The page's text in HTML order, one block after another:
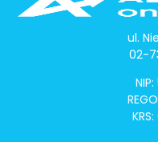
ul.
02-